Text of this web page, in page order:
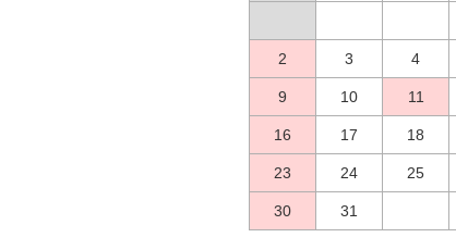
2 3 4
9 10 11
16 17 18
23 24 25
30 31